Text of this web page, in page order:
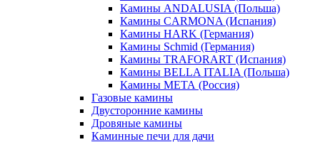
Камины ANDALUSIA (Польша)
Камины CARMONA (Испания)
Камины HARK (Германия)
Камины Schmid (Германия)
Камины TRAFORART (Испания)
Камины BELLA ITALIA (Польша)
Камины МЕТА (Россия)
Газовые камины
Двусторонние камины
Дровяные камины
Каминные печи для дачи